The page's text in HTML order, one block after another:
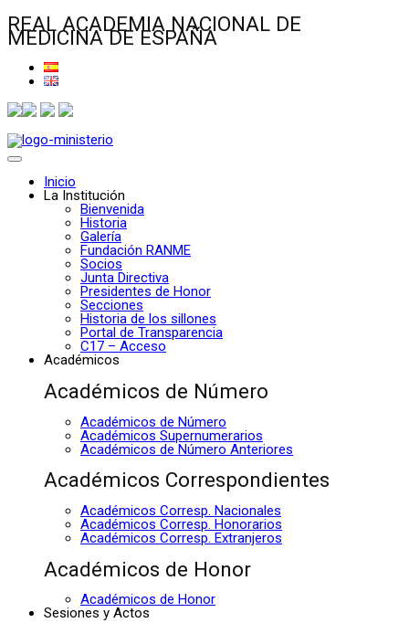
REAL ACADEMIA NACIONAL DE
MEDICINA DE ESPAÑA
Inicio
La Institución
Bienvenida
Historia
Galería
Fundación RANME
Socios
Junta Directiva
Presidentes de Honor
Secciones
Historia de los sillones
Portal de Transparencia
C17 – Acceso
Académicos
Académicos de Número
Académicos de Número
Académicos Supernumerarios
Académicos de Número Anteriores
Académicos Correspondientes
Académicos Corresp. Nacionales
Académicos Corresp. Honorarios
Académicos Corresp. Extranjeros
Académicos de Honor
Académicos de Honor
Sesiones y Actos